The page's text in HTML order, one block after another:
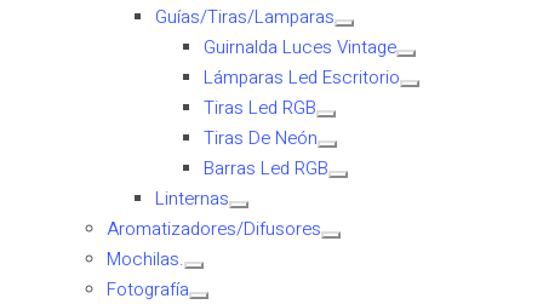
Guías/Tiras/Lamparas
Guirnalda Luces Vintage
Lámparas Led Escritorio
Tiras Led RGB
Tiras De Neón
Barras Led RGB
Linternas
Aromatizadores/Difusores
Mochilas.
Fotografía